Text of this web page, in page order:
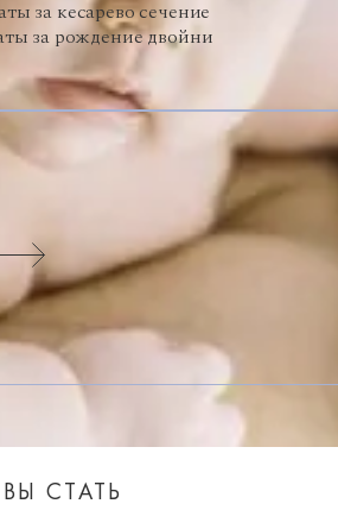
за кесарево сечение
за рождение двойни
СТАТЬ